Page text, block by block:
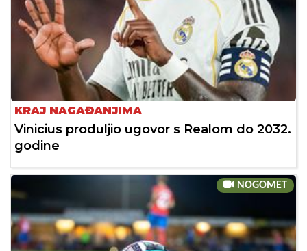
KRAJ NAGAĐANJIMA
Vinicius produljio ugovor s Realom do 2032.
godine
NOGOMET